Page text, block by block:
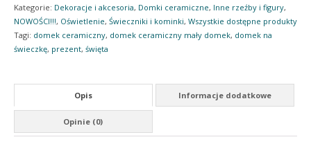
Kategorie: Dekoracje i akcesoria, Domki ceramiczne, Inne rzeźby i figury,
NOWOŚCI!!!, Oświetlenie, Świeczniki i kominki, Wszystkie dostępne produkty
Tagi: domek ceramiczny, domek ceramiczny mały domek, domek na
świeczkę, prezent, święta
Opis Informacje dodatkowe
Opinie (0)